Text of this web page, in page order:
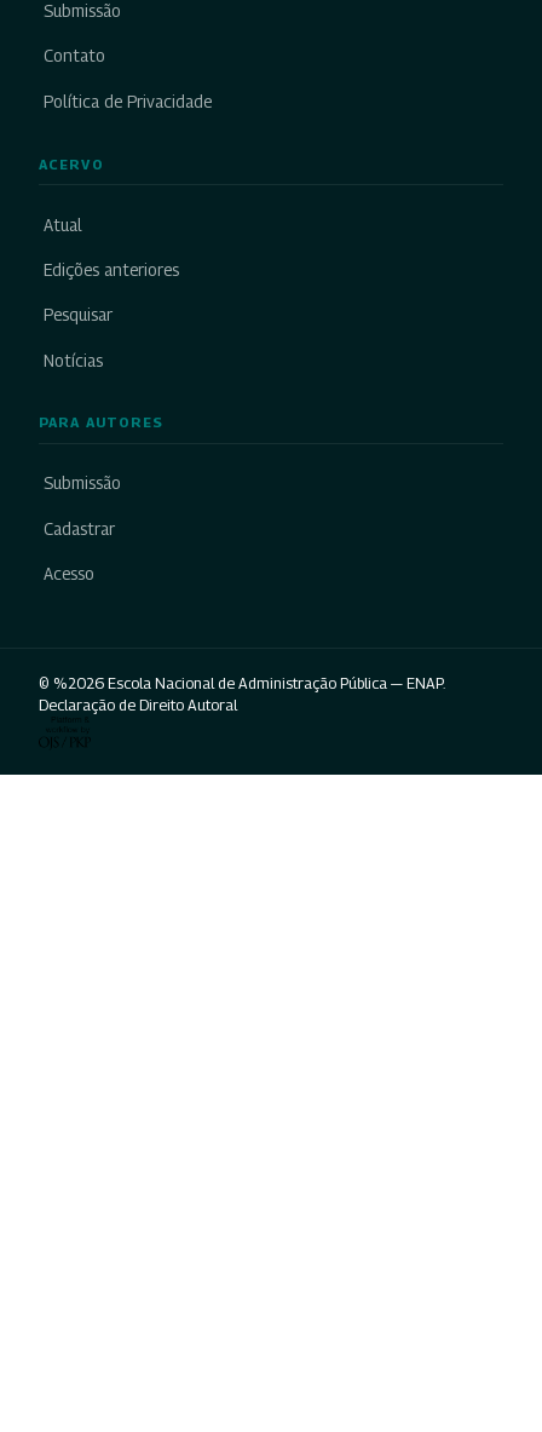
Submissão
Contato
Política de Privacidade
ACERVO
Atual
Edições anteriores
Pesquisar
Notícias
PARA AUTORES
Submissão
Cadastrar
Acesso
© %2026 Escola Nacional de Administração Pública — ENAP.
Declaração de Direito Autoral